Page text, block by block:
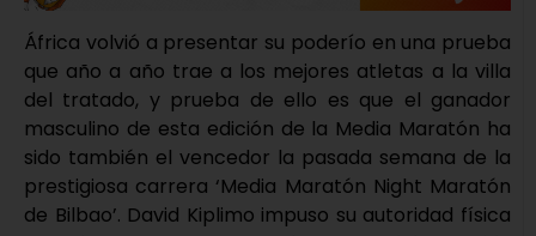
África volvió a presentar su poderío en una prueba
que año a año trae a los mejores atletas a la villa
del tratado, y prueba de ello es que el ganador
masculino de esta edición de la Media Maratón ha
sido también el vencedor la pasada semana de la
prestigiosa carrera ‘Media Maratón Night Maratón
de Bilbao’. David Kiplimo impuso su autoridad física